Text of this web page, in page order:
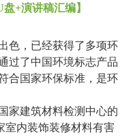
+演讲稿汇编】
色，已经获得了多项环
过了中国环境标志产品
合国家环保标准，是环
家建筑材料检测中心的
室内装饰装修材料有害